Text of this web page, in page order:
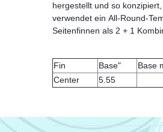
hergestellt und so
verwendet ein All-Round-
Seitenfinnen als 2 + 1
Fin Base" Base
Center
5.55